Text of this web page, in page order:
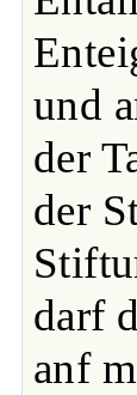
und
der
der
darf
anf